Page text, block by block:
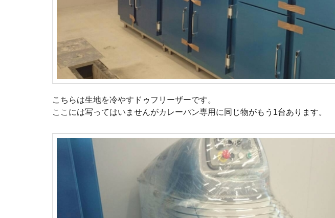
こちらは生地を冷やすドゥフリーザーです。
ここには写ってはいませんがカレーパン専用に同じ物がもう1台あります。